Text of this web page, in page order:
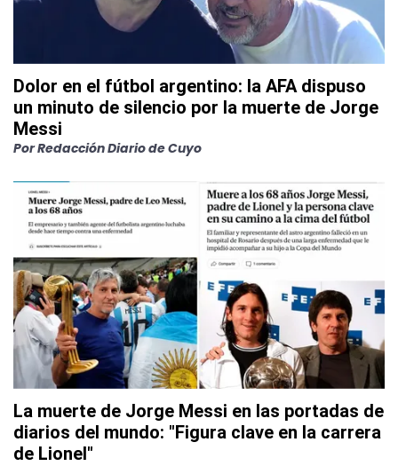
Dolor en el fútbol argentino: la AFA dispuso
un minuto de silencio por la muerte de Jorge
Messi
PorRedacción Diario de Cuyo
La muerte de Jorge Messi en las portadas de
diarios del mundo: "Figura clave en la carrera
de Lionel"